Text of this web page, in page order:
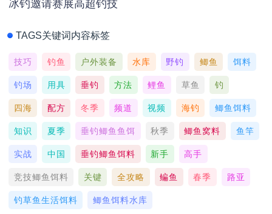
冰钓邀请赛展高超钓技
TAGS关键词内容标签
技巧 钓鱼 户外装备 水库 野钓 鲫鱼 饵料
钓场 用具 垂钓 方法 鲤鱼 草鱼 钓
四海 配方 冬季 频道 视频 海钓 鲫鱼饵料
知识 夏季 垂钓鲫鱼鱼饵 秋季 鲫鱼窝料 鱼竿
实战 中国 垂钓鲫鱼饵料 新手 高手
竞技鲫鱼饵料 关键 全攻略 鳊鱼 春季 路亚
钓草鱼生活饵料 鲫鱼饵料水库